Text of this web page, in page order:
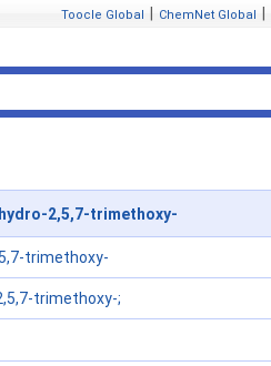
Toocle Global ChemNet Global
2,5,7-trimethoxy-
trimethoxy-
trimethoxy-;